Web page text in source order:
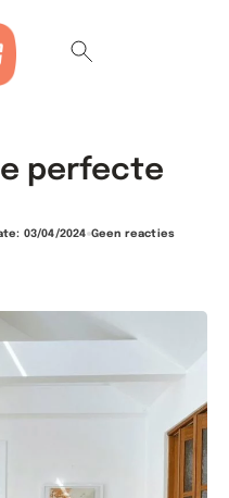
perfecte
03/04/2024 Geen reacties